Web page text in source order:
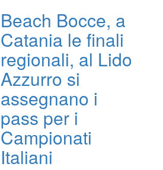
Beach Bocce, a
Catania le finali
regionali, al Lido
Azzurro si
assegnano i
pass per i
Campionati
Italiani